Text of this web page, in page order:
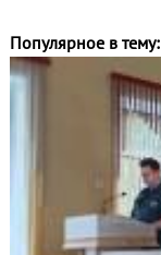
Популярное в тему: